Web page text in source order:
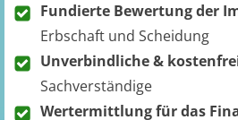
Fundierte Bewertung der
Erbschaft und Scheidung
Unverbindliche &
Sachverständige
Wertermittlung für das